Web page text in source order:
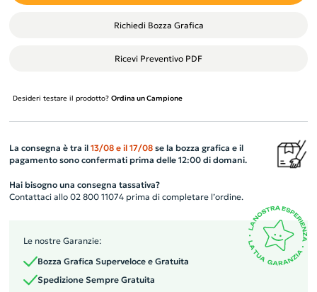
Richiedi Bozza Grafica
Ricevi Preventivo PDF
Desideri testare il prodotto? Ordina un Campione
La consegna è tra il 13/08 e il 17/08se la bozza grafica e il
pagamento sono confermati prima delle 12:00 di domani.
Hai bisogno una consegna tassativa?
Contattaci allo 02 800 11074 prima di completare l’ordine.
Le nostre Garanzie:
Bozza Grafica Superveloce e Gratuita
Spedizione Sempre Gratuita